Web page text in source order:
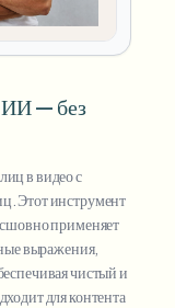
ИИ — без
в видео с
Этот инструмент
применяет
выражения,
чистый и
для контента